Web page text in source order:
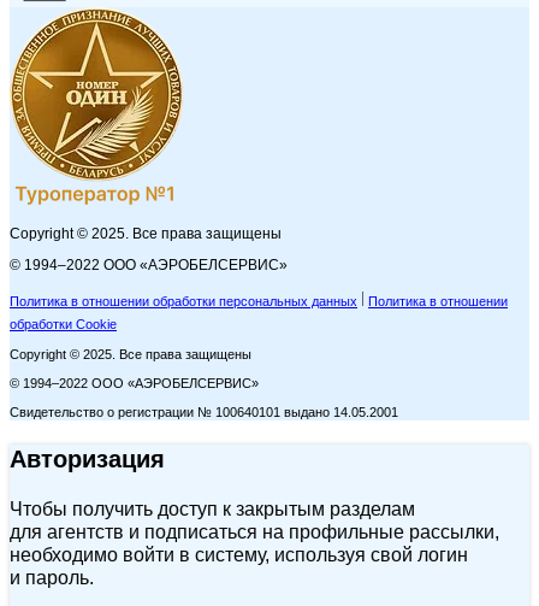
Copyright © 2025. Все права защищены
© 1994–2022 ООО «АЭРОБЕЛСЕРВИС»
Политика в отношении обработки персональных данных
Политика в отношении
обработки Cookie
Copyright © 2025. Все права защищены
© 1994–2022 ООО «АЭРОБЕЛСЕРВИС»
Свидетельство о регистрации № 100640101 выдано 14.05.2001
Авторизация
Чтобы получить доступ к закрытым разделам
для агентств и подписаться на профильные рассылки,
необходимо войти в систему, используя свой логин
и пароль.